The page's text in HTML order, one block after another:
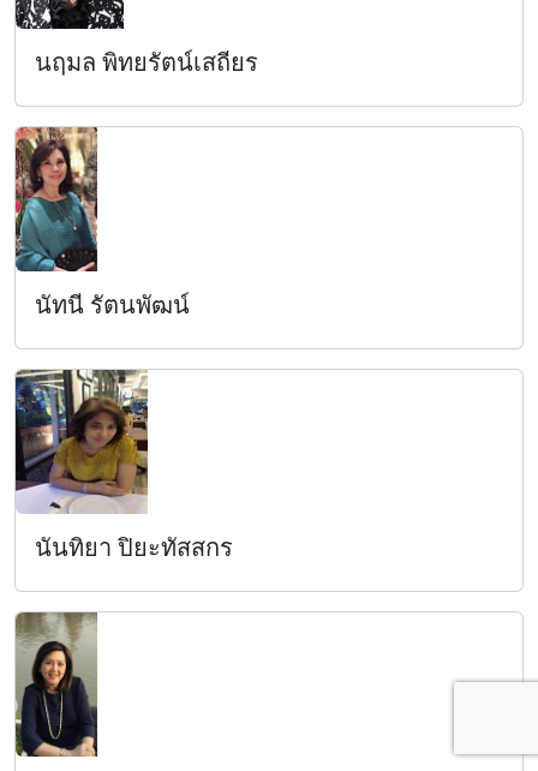
นฤมล พิทยรัตน์เสถียร
นัทนี รัตนพัฒน์
นันทิยา ปิยะทัสสกร